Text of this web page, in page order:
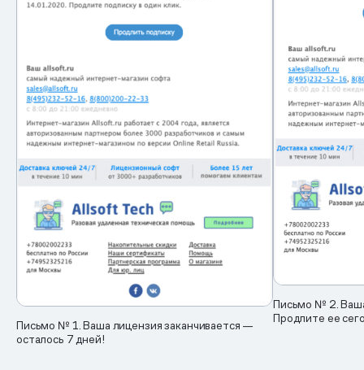
Письмо № 1. Ваша лицензия заканчивается —
осталось 7 дней!
Письмо № 2.
Продлите ее